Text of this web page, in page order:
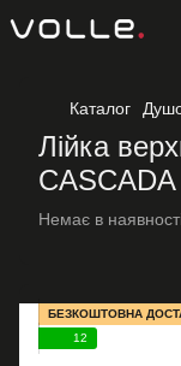
Каталог
Лійка
Немає в наявності
БЕЗКОШТОВНА
12